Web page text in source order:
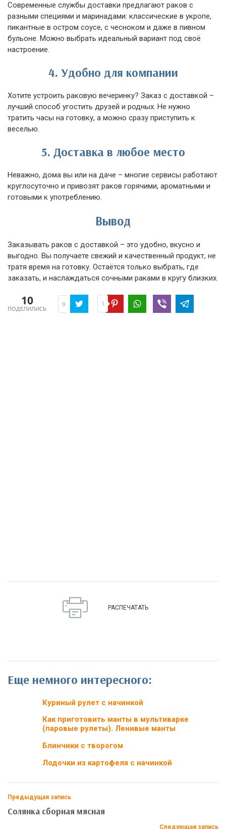
Современные службы доставки предлагают раков с
разными специями и маринадами: классические в укропе,
пикантные в остром соусе, с чесноком и даже в пивном
бульоне. Можно выбрать идеальный вариант под своё
настроение.
4. Удобно для компании
Хотите устроить раковую вечеринку? Заказ с доставкой –
лучший способ угостить друзей и родных. Не нужно
тратить часы на готовку, а можно сразу приступить к
веселью.
5. Доставка в любое место
Неважно, дома вы или на даче – многие сервисы работают
круглосуточно и привозят раков горячими, ароматными и
готовыми к употреблению.
Вывод
Заказывать раков с доставкой – это удобно, вкусно и
выгодно. Вы получаете свежий и качественный продукт, не
тратя время на готовку. Остаётся только выбрать, где
заказать, и наслаждаться сочными раками в кругу близких.
10
ПОДЕЛИЛИСЬ
9 1
РАСПЕЧАТАТЬ
Еще немного интересного:
Куриный рулет с начинкой
Как приготовить манты в мультиварке
(паровые рулеты). Ленивые манты
Блинчики с творогом
Лодочки из картофеля с начинкой
Предыдущая запись
Солянка сборная мясная
Следующая запись